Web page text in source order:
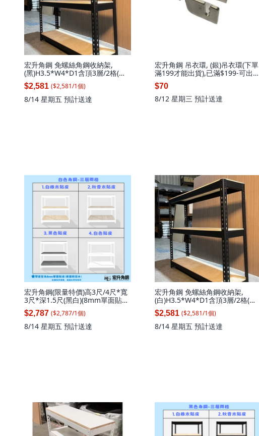
宏升角鋼 免螺絲角鋼收納架,
(黑)H3.5*W4*D1含頂3層/2格(每
層補強*1支), 1套
$2,581 ($2,581/1個)
8/14 星期五 預計送達
宏升角鋼 吊衣環, (銀)吊衣環(下單
滿199才能出貨),已滿$199-可出
貨, 銀
$70
8/12 星期三 預計送達
宏升角鋼(限量特價)高3尺/4尺*寬
3尺*深1.5尺(黑白)(8mm單面貼皮
板)火速到貨免螺絲角鋼收納架, 白
皮板(白色)高122寬92.4*深47.1(3
層)(無補強), 1套
$2,787 ($2,787/1個)
8/14 星期五 預計送達
宏升角鋼 免螺絲角鋼收納架,
(白)H3.5*W4*D1含頂3層/2格(每
層補強*1支), 1套
$2,581 ($2,581/1個)
8/14 星期五 預計送達